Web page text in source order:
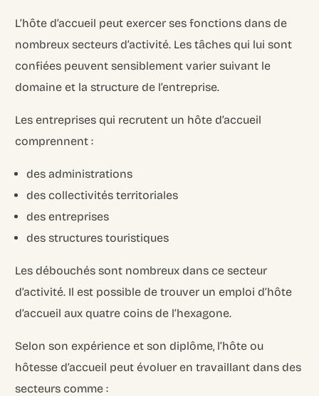
L’hôte d’accueil peut exercer ses fonctions dans de
nombreux secteurs d’activité. Les tâches qui lui sont
confiées peuvent sensiblement varier suivant le
domaine et la structure de l’entreprise.
Les entreprises qui recrutent un hôte d’accueil
comprennent :
des administrations
des collectivités territoriales
des entreprises
des structures touristiques
Les débouchés sont nombreux dans ce secteur
d’activité. Il est possible de trouver un emploi d’hôte
d’accueil aux quatre coins de l’hexagone.
Selon son expérience et son diplôme, l’hôte ou
hôtesse d’accueil peut évoluer en travaillant dans des
secteurs comme :